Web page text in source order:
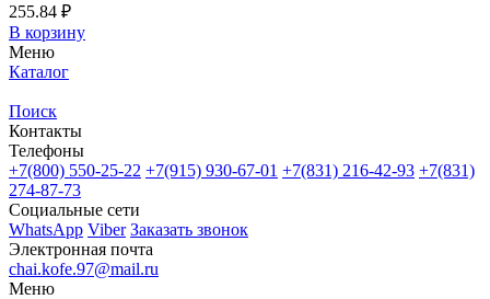
255.84 ₽
В корзину
Меню
Каталог
Поиск
Контакты
Телефоны
+7(800) 550-25-22 +7(915) 930-67-01 +7(831) 216-42-93 +7(831)
274-87-73
Социальные сети
WhatsApp Viber Заказать звонок
Электронная почта
chai.kofe.97@mail.ru
Меню